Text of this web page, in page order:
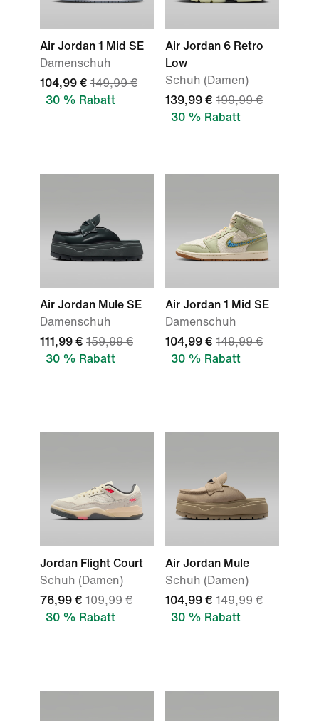
Air Jordan 1 Mid SE
Damenschuh
104,99 € 149,99 €
30 % Rabatt
Air Jordan 6 Retro
Low
Schuh (Damen)
139,99 € 199,99 €
30 % Rabatt
Air Jordan Mule SE
Damenschuh
111,99 € 159,99 €
30 % Rabatt
Air Jordan 1 Mid SE
Damenschuh
104,99 € 149,99 €
30 % Rabatt
Jordan Flight Court
Schuh (Damen)
76,99 € 109,99 €
30 % Rabatt
Air Jordan Mule
Schuh (Damen)
104,99 € 149,99 €
30 % Rabatt